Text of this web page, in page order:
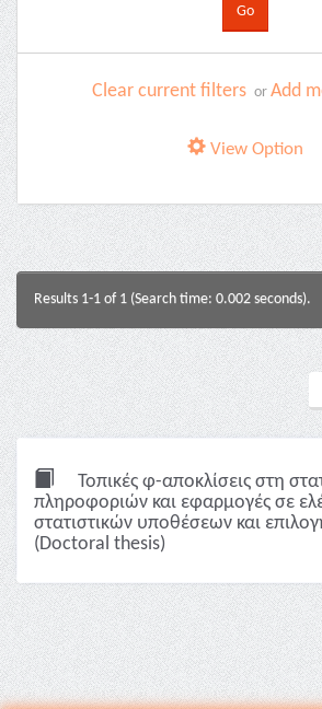
Clear current filters or Add
View Option
Results 1-1 of 1 (Search time: 0.002 seconds).
Τοπικές φ-αποκλίσεις στη
πληροφοριών και εφαρμογές σε
στατιστικών υποθέσεων και
(Doctoral thesis)